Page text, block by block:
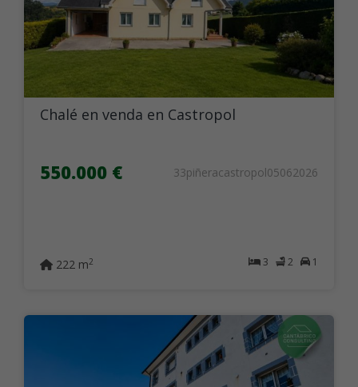
Chalé en venda en Castropol
550.000 € 33piñeracastropol05062026
3 2 1
222 m2